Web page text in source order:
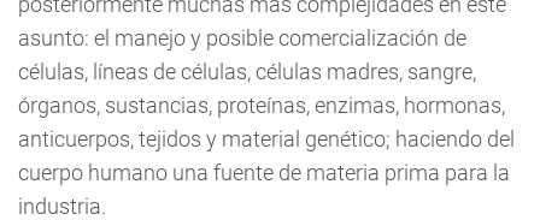
asunto: el manejo y posible comercialización de
células, líneas de células, células madres, sangre,
órganos, sustancias, proteínas, enzimas, hormonas,
anticuerpos, tejidos y material genético; haciendo del
cuerpo humano una fuente de materia prima para la
industria.